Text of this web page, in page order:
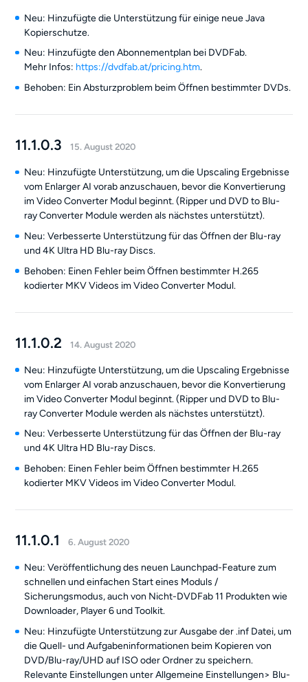
Neu: Hinzufügte die Unterstützung für einige neue Java
Kopierschutze.
Neu: Hinzufügte den Abonnementplan bei DVDFab.
Mehr Infos: https://dvdfab.at/pricing.htm.
Behoben: Ein Absturzproblem beim Öffnen bestimmter DVDs.
11.1.0.3 15. August 2020
Neu: Hinzufügte Unterstützung, um die Upscaling Ergebnisse
vom Enlarger AI vorab anzuschauen, bevor die Konvertierung
im Video Converter Modul beginnt. (Ripper und DVD to Blu-
ray Converter Module werden als nächstes unterstützt).
Neu: Verbesserte Unterstützung für das Öffnen der Blu-ray
und 4K Ultra HD Blu-ray Discs.
Behoben: Einen Fehler beim Öffnen bestimmter H.265
kodierter MKV Videos im Video Converter Modul.
11.1.0.2 14. August 2020
Neu: Hinzufügte Unterstützung, um die Upscaling Ergebnisse
vom Enlarger AI vorab anzuschauen, bevor die Konvertierung
im Video Converter Modul beginnt. (Ripper und DVD to Blu-
ray Converter Module werden als nächstes unterstützt).
Neu: Verbesserte Unterstützung für das Öffnen der Blu-ray
und 4K Ultra HD Blu-ray Discs.
Behoben: Einen Fehler beim Öffnen bestimmter H.265
kodierter MKV Videos im Video Converter Modul.
11.1.0.1 6. August 2020
Neu: Veröffentlichung des neuen Launchpad-Feature zum
schnellen und einfachen Start eines Moduls /
Sicherungsmodus, auch von Nicht-DVDFab 11 Produkten wie
Downloader, Player 6 und Toolkit.
Neu: Hinzufügte Unterstützung zur Ausgabe der .inf Datei, um
die Quell- und Aufgabeninformationen beim Kopieren von
DVD/Blu-ray/UHD auf ISO oder Ordner zu speichern.
Relevante Einstellungen unter Allgemeine Einstellungen> Blu-